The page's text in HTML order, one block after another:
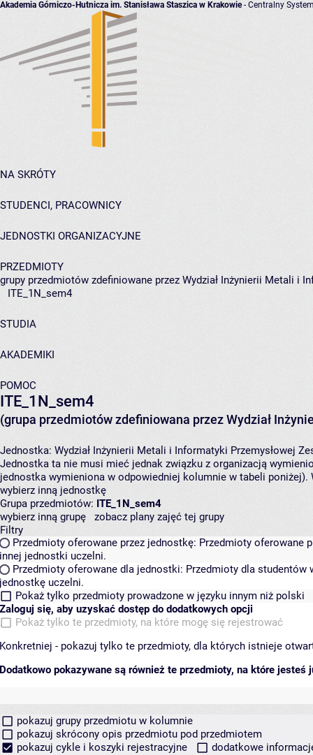
Akademia Górniczo-Hutnicza im. Stanisława Staszica w Krakowie- Centralny
NA SKRÓTY
STUDENCI, PRACOWNICY
JEDNOSTKI ORGANIZACYJNE
PRZEDMIOTY
grupy przedmiotów zdefiniowane przez Wydział Inżynierii Metali i
ITE_1N_sem4
STUDIA
AKADEMIKI
POMOC
ITE_1N_sem4
(grupa przedmiotów zdefiniowana przez Wydział
Jednostka: Wydział Inżynierii Metali i Informatyki Przemysłowej
Jednostka ta nie musi mieć jednak związku z organizacją
jednostka wymieniona w odpowiedniej kolumnie w tabeli
wybierz inną jednostkę
Grupa przedmiotów: ITE_1N_sem4
wybierz inną grupę
zobacz plany zajęć tej grupy
Filtry
Przedmioty oferowane przez jednostkę: Przedmioty oferowane
innej jednostki uczelni.
Przedmioty oferowane dla jednostki: Przedmioty dla studentów
jednostkę uczelni.
Pokaż tylko przedmioty prowadzone w języku innym niż polski
Zaloguj się, aby uzyskać dostęp do dodatkowych opcji
Pokaż tylko te przedmioty, na które mogę się rejestrować
Konkretniej - pokazuj tylko te przedmioty, dla których istnieje
Dodatkowo pokazywane są również te przedmioty, na które jesteś
pokazuj grupy przedmiotu w kolumnie
pokazuj skrócony opis przedmiotu pod przedmiotem
pokazuj cykle i koszyki rejestracyjne
dodatkowe